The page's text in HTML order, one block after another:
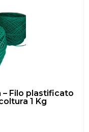
Filo plastificato
1 Kg